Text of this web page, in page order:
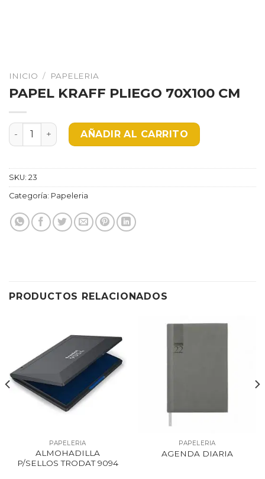
INICIO / PAPELERIA
PAPEL KRAFF PLIEGO 70X100 CM
PAPEL KRAFF PLIEGO 70X100 CM cantidad
AÑADIR AL CARRITO
SKU: 23
Categoría: Papeleria
PRODUCTOS RELACIONADOS
PAPELERIA
ALMOHADILLA
P/SELLOS TRODAT 9094
PAPELERIA
AGENDA DIARIA